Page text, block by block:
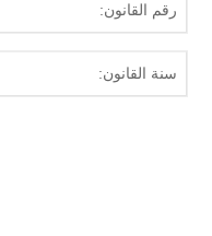
رقم القانون:
سنة القانون: